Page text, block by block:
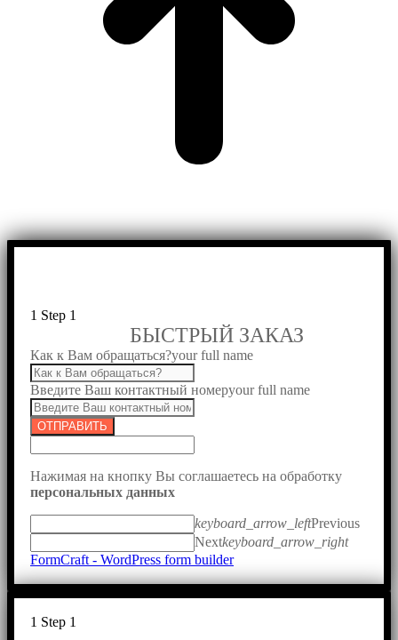
1 Step 1
БЫСТРЫЙ ЗАКАЗ
Как к Вам обращаться?your full name
Введите Ваш контактный номерyour full name
ОТПРАВИТЬ
Нажимая на кнопку Вы соглашаетесь на обработку
персональных данных
keyboard_arrow_leftPrevious
Nextkeyboard_arrow_right
FormCraft - WordPress form builder
1 Step 1